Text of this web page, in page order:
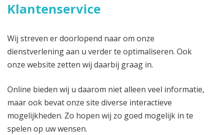
Klantenservice
Wij streven er doorlopend naar om onze
dienstverlening aan u verder te optimaliseren. Ook
onze website zetten wij daarbij graag in.
Online bieden wij u daarom niet alleen veel informatie,
maar ook bevat onze site diverse interactieve
mogelijkheden. Zo hopen wij zo goed mogelijk in te
spelen op uw wensen.